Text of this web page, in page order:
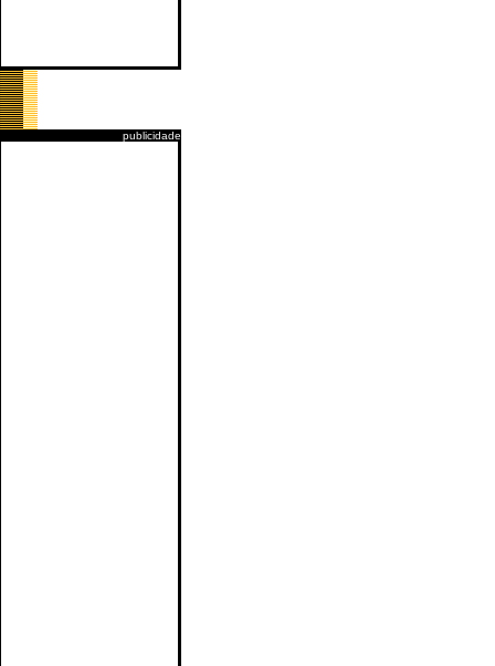
publicidade